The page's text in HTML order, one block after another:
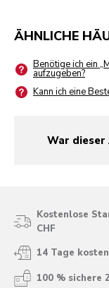
ÄHNLICHE
Benötige ich ein
aufzugeben?
Kann ich eine
War
yes
no
Kostenlose
CHF
14 Tage
100 % sichere